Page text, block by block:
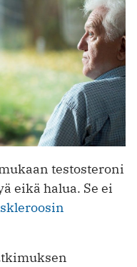
testosteroni
eikä halua. Se ei